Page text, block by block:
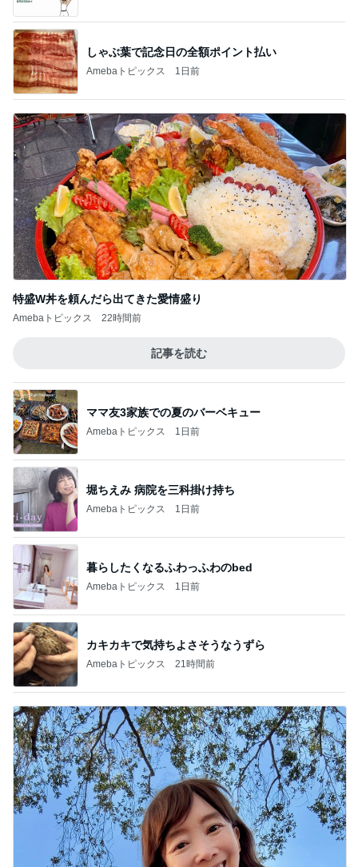
しゃぶ葉で記念日の全額ポイント払い
Amebaトピックス 1日前
特盛W丼を頼んだら出てきた愛情盛り
Amebaトピックス 22時間前
記事を読む
ママ友3家族での夏のバーベキュー
Amebaトピックス 1日前
堀ちえみ 病院を三科掛け持ち
Amebaトピックス 1日前
暮らしたくなるふわっふわのbed
Amebaトピックス 1日前
カキカキで気持ちよさそうなうずら
Amebaトピックス 21時間前